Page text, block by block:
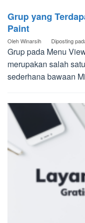
Grup yang
Paint
OlehWinarsih Diposting
Grup pada Menu
merupakan salah
sederhana bawaan